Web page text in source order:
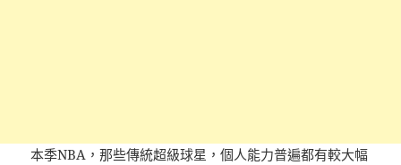
本季NBA，那些傳統超級球星，個人能力普遍都有較大幅